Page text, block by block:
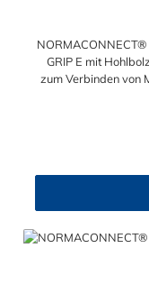
GRIP E mit
zum Verbinden von
(Stahl, Edelstahl
Konstruktion